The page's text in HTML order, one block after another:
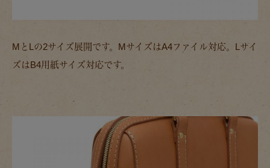
MとLの2サイズ展開です。MサイズはA4ファイル対応。Lサイ
ズはB4用紙サイズ対応です。